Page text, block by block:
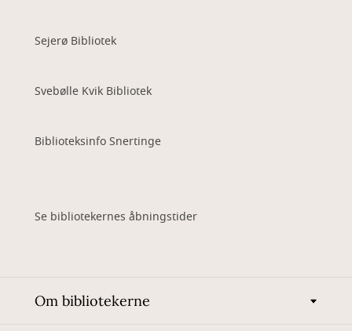
Sejerø Bibliotek
Svebølle Kvik Bibliotek
Biblioteksinfo Snertinge
Se bibliotekernes åbningstider
Om bibliotekerne